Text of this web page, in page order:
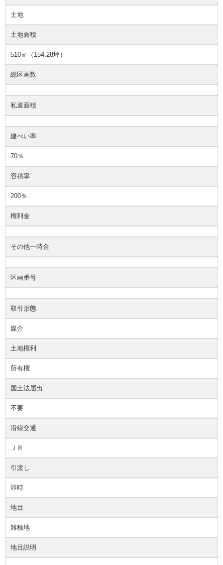
土地
土地面積
510㎡（154.28坪）
総区画数
私道面積
建ぺい率
70％
容積率
200％
権利金
その他一時金
区画番号
取引形態
媒介
土地権利
所有権
国土法届出
不要
沿線交通
ＪＲ
引渡し
即時
地目
雑種地
地目説明